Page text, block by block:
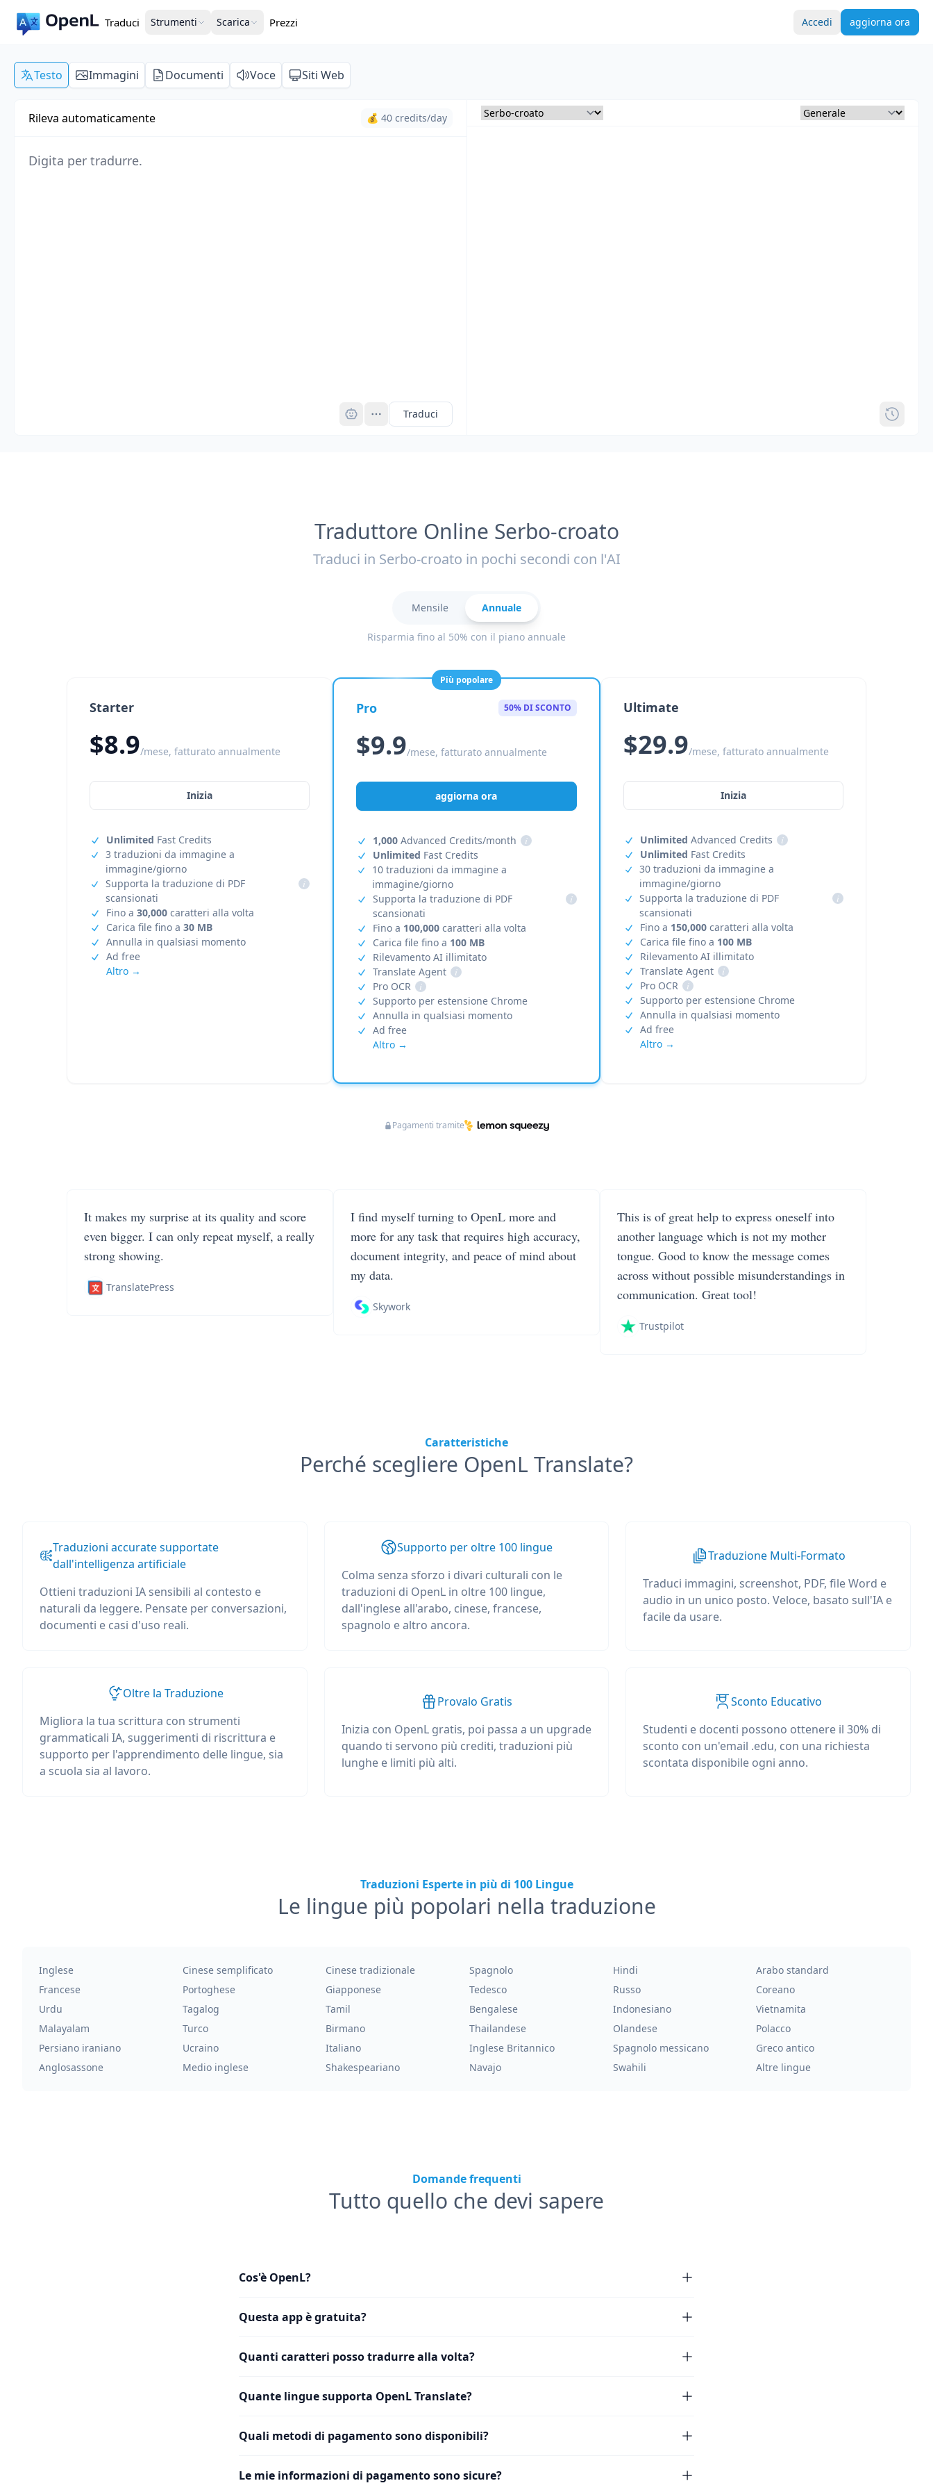
Traduci Strumenti Scarica Prezzi Accedi aggiorna ora
Testo Immagini Documenti Voce Siti Web
Rileva automaticamente 💰 40 credits/day
Traduci
Traduttore Online Serbo-croato
Traduci in Serbo-croato in pochi secondi con l'AI
Mensile Annuale
Risparmia fino al 50% con il piano annuale
Starter
$8.9/mese, fatturato annualmente
Inizia
Unlimited Fast Credits
3 traduzioni da immagine a
immagine/giorno
Supporta la traduzione di PDF
scansionati
i
Fino a 30,000 caratteri alla volta
Carica file fino a 30 MB
Annulla in qualsiasi momento
Ad free
Altro →
Più popolare
Pro 50% DI SCONTO
$9.9/mese, fatturato annualmente
aggiorna ora
1,000 Advanced Credits/month
i
Unlimited Fast Credits
10 traduzioni da immagine a
immagine/giorno
Supporta la traduzione di PDF
scansionati
i
Fino a 100,000 caratteri alla volta
Carica file fino a 100 MB
Rilevamento AI illimitato
Translate Agent
i
Pro OCR
i
Supporto per estensione Chrome
Annulla in qualsiasi momento
Ad free
Altro →
Ultimate
$29.9/mese, fatturato annualmente
Inizia
Unlimited Advanced Credits
i
Unlimited Fast Credits
30 traduzioni da immagine a
immagine/giorno
Supporta la traduzione di PDF
scansionati
i
Fino a 150,000caratteri alla volta
Carica file fino a 100 MB
Rilevamento AI illimitato
Translate Agent
i
Pro OCR
i
Supporto per estensione Chrome
Annulla in qualsiasi momento
Ad free
Altro →
Pagamenti tramite
It makes my surprise at its quality and score
even bigger. I can only repeat myself, a really
strong showing.
TranslatePress
I find myself turning to OpenL more and
more for any task that requires high accuracy,
document integrity, and peace of mind about
my data.
Skywork
This is of great help to express oneself into
another language which is not my mother
tongue. Good to know the message comes
across without possible misunderstandings in
communication. Great tool!
Trustpilot
Caratteristiche
Perché scegliere OpenL Translate?
Traduzioni accurate supportate
dall'intelligenza artificiale
Ottieni traduzioni IA sensibili al contesto e
naturali da leggere. Pensate per conversazioni,
documenti e casi d'uso reali.
Supporto per oltre 100 lingue
Colma senza sforzo i divari culturali con le
traduzioni di OpenL in oltre 100 lingue,
dall'inglese all'arabo, cinese, francese,
spagnolo e altro ancora.
Traduzione Multi-Formato
Traduci immagini, screenshot, PDF, file Word e
audio in un unico posto. Veloce, basato sull'IA e
facile da usare.
Oltre la Traduzione
Migliora la tua scrittura con strumenti
grammaticali IA, suggerimenti di riscrittura e
supporto per l'apprendimento delle lingue, sia
a scuola sia al lavoro.
Provalo Gratis
Inizia con OpenL gratis, poi passa a un upgrade
quando ti servono più crediti, traduzioni più
lunghe e limiti più alti.
Sconto Educativo
Studenti e docenti possono ottenere il 30% di
sconto con un'email .edu, con una richiesta
scontata disponibile ogni anno.
Traduzioni Esperte in più di 100 Lingue
Le lingue più popolari nella traduzione
Inglese Cinese semplificato Cinese tradizionale Spagnolo Hindi
Arabo standard
Francese
Portoghese Giapponese Tedesco Russo
Coreano
Urdu
Tagalog Tamil Bengalese Indonesiano
Vietnamita
Malayalam
Turco Birmano Thailandese Olandese
Polacco
Persiano iraniano
Ucraino Italiano Inglese Britannico Spagnolo messicano
Greco antico
Anglosassone
Medio inglese Shakespeariano Navajo Swahili Altre lingue
Domande frequenti
Tutto quello che devi sapere
Cos'è OpenL?
Questa app è gratuita?
Quanti caratteri posso tradurre alla volta?
Quante lingue supporta OpenL Translate?
Quali metodi di pagamento sono disponibili?
Le mie informazioni di pagamento sono sicure?